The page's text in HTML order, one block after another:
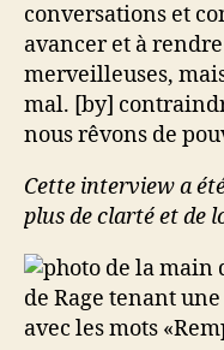
conversations et
avancer et à
merveilleuses,
mal. [by]
nous rêvons de
Cette interview a
plus de clarté et de